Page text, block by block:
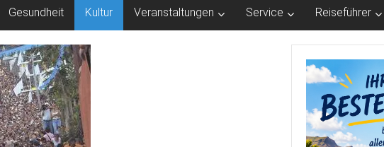
Gesundheit Kultur Veranstaltungen Service Reiseführer